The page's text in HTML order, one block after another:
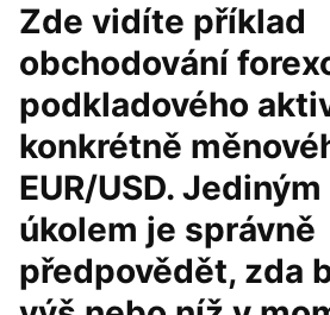
Zde vidíte příklad
obchodování
podkladového
konkrétně
EUR/USD.
úkolem je správně
předpovědět, zda